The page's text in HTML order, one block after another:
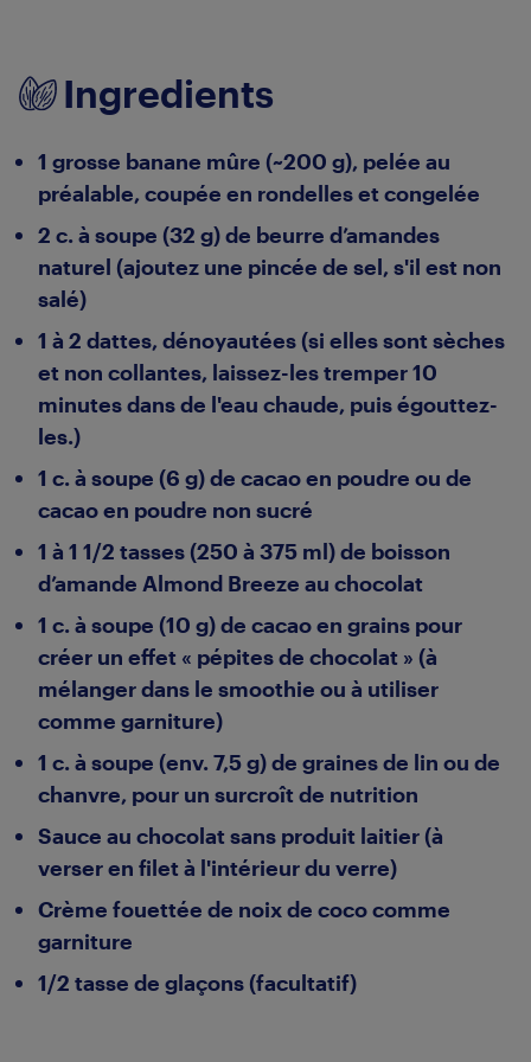
Ingredients
1 grosse banane mûre (~200 g), pelée au
préalable, coupée en rondelles et congelée
2 c. à soupe (32 g) de beurre d’amandes
naturel (ajoutez une pincée de sel, s'il est non
salé)
1 à 2 dattes, dénoyautées (si elles sont sèches
et non collantes, laissez-les tremper 10
minutes dans de l'eau chaude, puis égouttez-
les.)
1 c. à soupe (6 g) de cacao en poudre ou de
cacao en poudre non sucré
1 à 1 1/2 tasses (250 à 375 ml) de boisson
d’amande Almond Breeze au chocolat
1 c. à soupe (10 g) de cacao en grains pour
créer un effet « pépites de chocolat » (à
mélanger dans le smoothie ou à utiliser
comme garniture)
1 c. à soupe (env. 7,5 g) de graines de lin ou de
chanvre, pour un surcroît de nutrition
Sauce au chocolat sans produit laitier (à
verser en filet à l'intérieur du verre)
Crème fouettée de noix de coco comme
garniture
1/2 tasse de glaçons (facultatif)